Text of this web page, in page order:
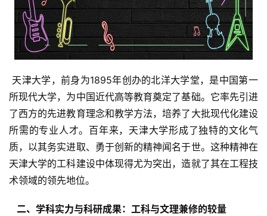
所现代大学，为中国近代高等教育奠定了基础。它率先引进
了西方的先进教育理念和教学方法，培养了大批现代化建设
所需的专业人才。百年来，天津大学形成了独特的文化气
质，以其务实进取、勇于创新的精神闻名于世。这种精神在
天津大学的工科建设中体现得尤为突出，造就了其在工程技
术领域的领先地位。
  二、学科实力与科研成果：工科与文理兼修的较量